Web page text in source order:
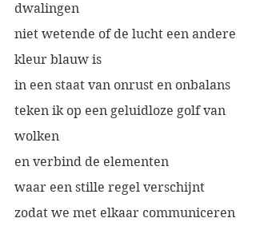
dwalingen
niet wetende of de lucht een andere
kleur blauw is
in een staat van onrust en onbalans
teken ik op een geluidloze golf van
wolken
en verbind de elementen
waar een stille regel verschijnt
zodat we met elkaar communiceren